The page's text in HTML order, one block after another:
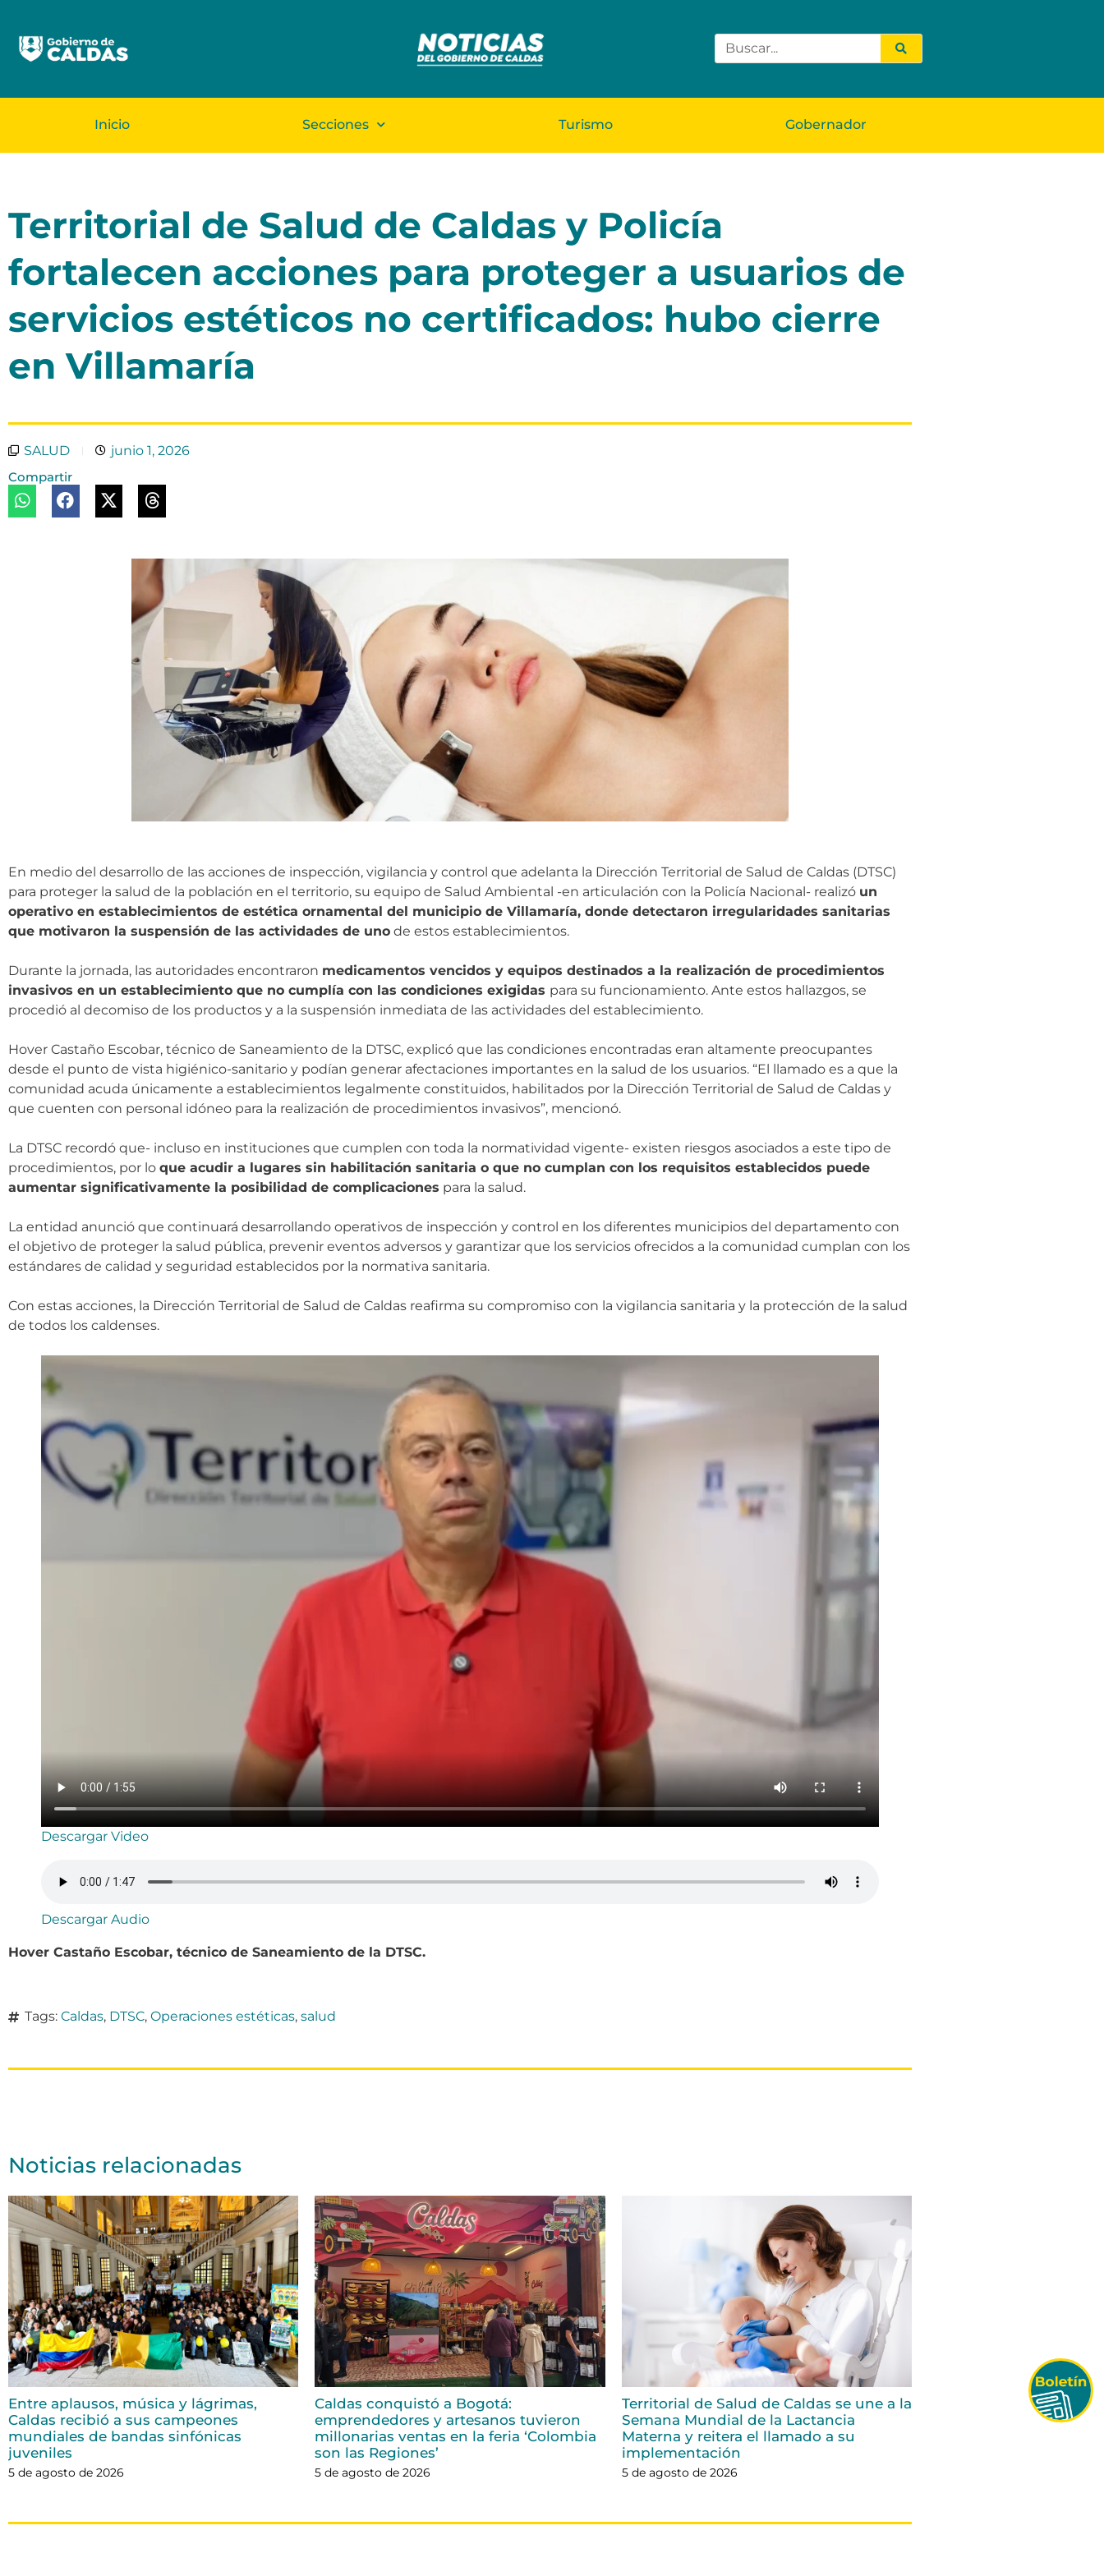
Inicio Secciones Turismo Gobernador
Territorial de Salud de Caldas y Policía
fortalecen acciones para proteger a usuarios de
servicios estéticos no certificados: hubo cierre
en Villamaría
SALUD
junio 1, 2026
Compartir
En medio del desarrollo de las acciones de inspección, vigilancia y control que adelanta la Dirección Territorial de Salud de Caldas (DTSC)
para proteger la salud de la población en el territorio, su equipo de Salud Ambiental -en articulación con la Policía Nacional- realizó un
operativo en establecimientos de estética ornamental del municipio de Villamaría, donde detectaron irregularidades sanitarias
que motivaron la suspensión de las actividades de uno de estos establecimientos.
Durante la jornada, las autoridades encontraron medicamentos vencidos y equipos destinados a la realización de procedimientos
invasivos en un establecimiento que no cumplía con las condiciones exigidas para su funcionamiento. Ante estos hallazgos, se
procedió al decomiso de los productos y a la suspensión inmediata de las actividades del establecimiento.
Hover Castaño Escobar, técnico de Saneamiento de la DTSC, explicó que las condiciones encontradas eran altamente preocupantes
desde el punto de vista higiénico-sanitario y podían generar afectaciones importantes en la salud de los usuarios. “El llamado es a que la
comunidad acuda únicamente a establecimientos legalmente constituidos, habilitados por la Dirección Territorial de Salud de Caldas y
que cuenten con personal idóneo para la realización de procedimientos invasivos”, mencionó.
La DTSC recordó que- incluso en instituciones que cumplen con toda la normatividad vigente- existen riesgos asociados a este tipo de
procedimientos, por lo que acudir a lugares sin habilitación sanitaria o que no cumplan con los requisitos establecidos puede
aumentar significativamente la posibilidad de complicaciones para la salud.
La entidad anunció que continuará desarrollando operativos de inspección y control en los diferentes municipios del departamento con
el objetivo de proteger la salud pública, prevenir eventos adversos y garantizar que los servicios ofrecidos a la comunidad cumplan con los
estándares de calidad y seguridad establecidos por la normativa sanitaria.
Con estas acciones, la Dirección Territorial de Salud de Caldas reafirma su compromiso con la vigilancia sanitaria y la protección de la salud
de todos los caldenses.
Descargar Video
Descargar Audio
Hover Castaño Escobar, técnico de Saneamiento de la DTSC.
Tags: Caldas, DTSC, Operaciones estéticas, salud
Noticias relacionadas
Entre aplausos, música y lágrimas,
Caldas recibió a sus campeones
mundiales de bandas sinfónicas
juveniles
5 de agosto de 2026
Caldas conquistó a Bogotá:
emprendedores y artesanos tuvieron
millonarias ventas en la feria ‘Colombia
son las Regiones’
5 de agosto de 2026
Territorial de Salud de Caldas se une a la
Semana Mundial de la Lactancia
Materna y reitera el llamado a su
implementación
5 de agosto de 2026